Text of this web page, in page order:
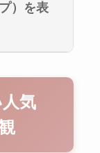
）を表
気